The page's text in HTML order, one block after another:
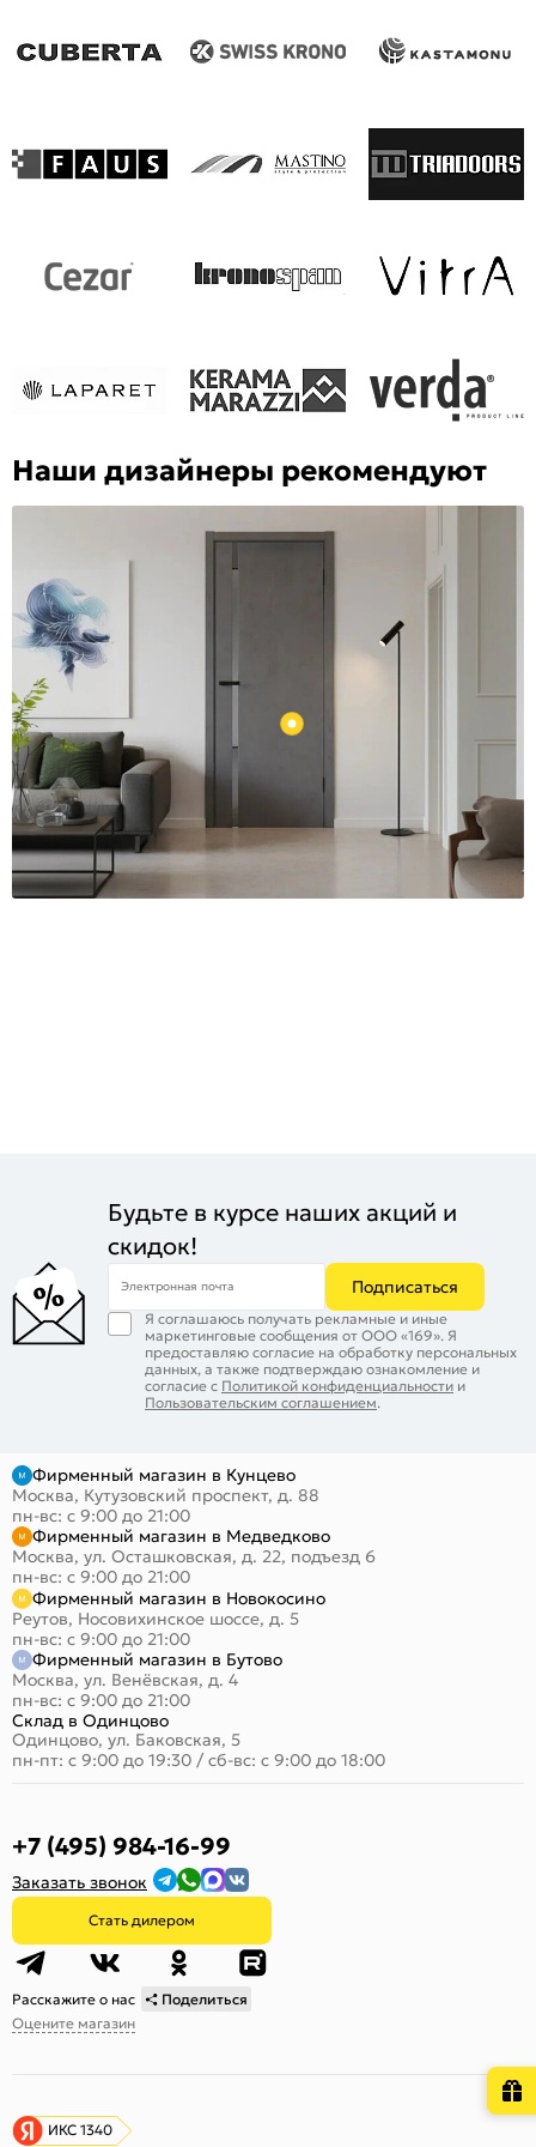
Наши дизайнеры рекомендуют
Будьте в курсе наших акций и
скидок!
Электронная почта Подписаться
Я соглашаюсь получать рекламные и иные
маркетинговые сообщения от ООО «169». Я
предоставляю согласие на обработку персональных
данных, а также подтверждаю ознакомление и
согласие с Политикой конфиденциальности и
Пользовательским соглашением.
Фирменный магазин в Кунцево
Москва, Кутузовский проспект, д. 88
пн-вс: с 9:00 до 21:00
Фирменный магазин в Медведково
Москва, ул. Осташковская, д. 22, подъезд 6
пн-вс: с 9:00 до 21:00
Фирменный магазин в Новокосино
Реутов, Носовихинское шоссе, д. 5
пн-вс: с 9:00 до 21:00
Фирменный магазин в Бутово
Москва, ул. Венёвская, д. 4
пн-вс: с 9:00 до 21:00
Склад в Одинцово
Одинцово, ул. Баковская, 5
пн-пт: с 9:00 до 19:30 / сб-вс: с 9:00 до 18:00
+7 (495) 984-16-99
Заказать звонок
Стать дилером
Расскажите о нас
Поделиться
Оцените магазин
ИКС 1340